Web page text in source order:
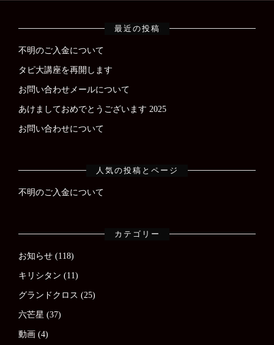
最近の投稿
不明のご入金について
タピ大講座を再開します
お問い合わせメールについて
あけましておめでとうございます 2025
お問い合わせについて
人気の投稿とページ
不明のご入金について
カテゴリー
お知らせ (118)
キリシタン (11)
グランドクロス (25)
六芒星 (37)
動画 (4)